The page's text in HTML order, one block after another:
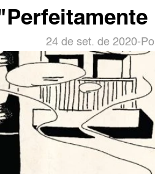
24 de set. de 2020-